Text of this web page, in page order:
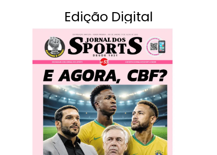
Edição Digital